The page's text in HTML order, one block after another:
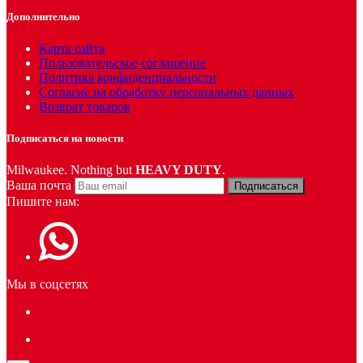
Дополнительно
Карта сайта
Пользовательское соглашение
Политика конфиденциальности
Согласие на обработку персональных данных
Возврат товаров
Подписаться на новости
Milwaukee. Nothing but HEAVY DUTY.
Ваша почта
Подписаться
Пишите нам:
Мы в соцсетях